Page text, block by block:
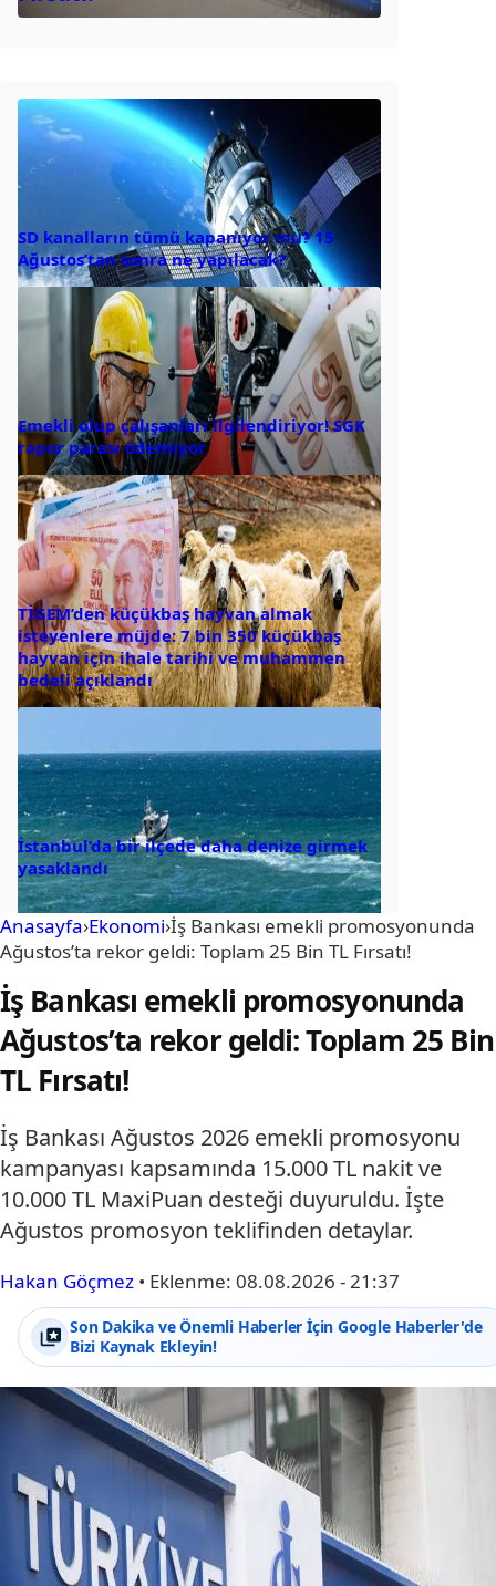
SD kanalların tümü kapanıyor mu? 15
Ağustos’tan sonra ne yapılacak?
Emekli olup çalışanları ilgilendiriyor! SGK
rapor parası ödemiyor
TİGEM’den küçükbaş hayvan almak
isteyenlere müjde: 7 bin 350 küçükbaş
hayvan için ihale tarihi ve muhammen
bedeli açıklandı
İstanbul’da bir ilçede daha denize girmek
yasaklandı
Anasayfa›Ekonomi›İş Bankası emekli promosyonunda
Ağustos’ta rekor geldi: Toplam 25 Bin TL Fırsatı!
İş Bankası emekli promosyonunda
Ağustos’ta rekor geldi: Toplam 25 Bin
TL Fırsatı!
İş Bankası Ağustos 2026 emekli promosyonu
kampanyası kapsamında 15.000 TL nakit ve
10.000 TL MaxiPuan desteği duyuruldu. İşte
Ağustos promosyon teklifinden detaylar.
Hakan Göçmez • Eklenme: 08.08.2026 - 21:37
Son Dakika ve Önemli Haberler İçin Google Haberler'de
Bizi Kaynak Ekleyin!